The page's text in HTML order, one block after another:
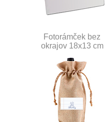
Fotorámček bez
okrajov 18x13 cm